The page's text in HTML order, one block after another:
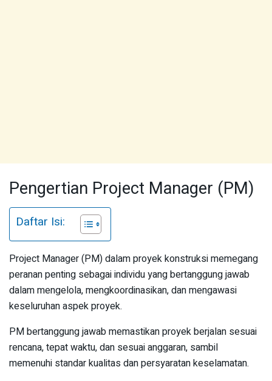
Pengertian Project Manager (PM)
Daftar Isi:
Project Manager (PM) dalam proyek konstruksi memegang
peranan penting sebagai individu yang bertanggung jawab
dalam mengelola, mengkoordinasikan, dan mengawasi
keseluruhan aspek proyek.
PM bertanggung jawab memastikan proyek berjalan sesuai
rencana, tepat waktu, dan sesuai anggaran, sambil
memenuhi standar kualitas dan persyaratan keselamatan.